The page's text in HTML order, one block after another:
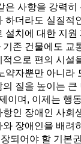
은 사항을 강력히
하더라도 실질적
설치에 대한 지
존 건물에도 교
으로 편의 시설
약자뿐만 아니라
질을 높이는
이며, 이제는 행
인 장애인 사회
장애인을 배려
되어야 할 기본